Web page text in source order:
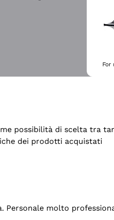
possibilità di scelta tra
dei prodotti acquistati
Personale molto
For